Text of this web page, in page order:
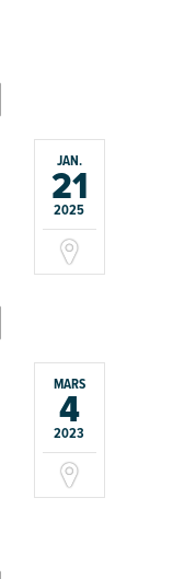
JAN.
21
2025
MARS
4
2023